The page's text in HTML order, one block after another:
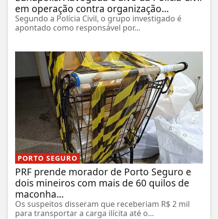
em operação contra organização...
Segundo a Polícia Civil, o grupo investigado é
apontado como responsável por...
PORTO SEGURO
PRF prende morador de Porto Seguro e
dois mineiros com mais de 60 quilos de
maconha...
Os suspeitos disseram que receberiam R$ 2 mil
para transportar a carga ilícita até o...